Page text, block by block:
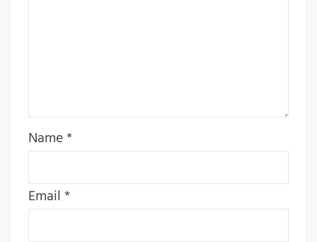
Name*
Email*